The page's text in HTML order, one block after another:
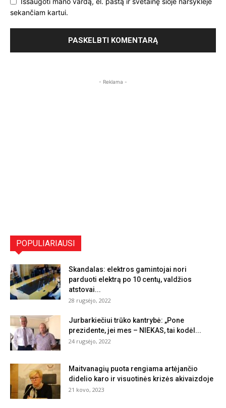
sekančiam kartui.
- Reklama -
POPULIARIAUSI
Skandalas: elektros gamintojai nori
parduoti elektrą po 10 centų, valdžios
atstovai...
28 rugsėjo, 2022
Jurbarkiečiui trūko kantrybė: „Pone
prezidente, jei mes – NIEKAS, tai kodėl...
24 rugsėjo, 2022
Maitvanagių puota rengiama artėjančio
didelio karo ir visuotinės krizės akivaizdoje
21 kovo, 2023